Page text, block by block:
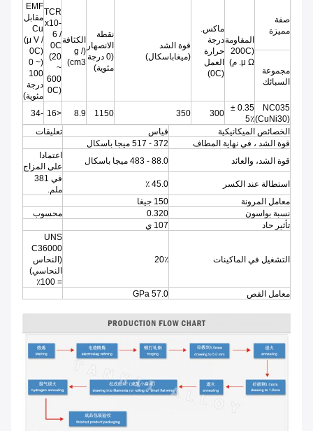
صفة
مميزة
المقاومة
(200C
μ Ω. م)
ماكس.
درجة
حرارة
العمل
(0C)
قوة الشد
(ميغاباسكال)
نقطة
الانصهار
(0 درجة
مئوية)
الكثافة
(g /
cm3)
TCR
x10-
6 /
0C
(20
~
600
0C)
EMF
مقابل
Cu
(μ V /
0C)
(0 ~
100
درجة
مئوية)
مجموعة
السبائك
NC035
(CuNi30)
0.35 ±
5٪
300
350
1150
8.9
<16
-34
الخصائص الميكانيكية
قياس
تعليقات
قوة الشد ، في نهاية المطاف
372 - 517 ميجا باسكال
قوة الشد، والعائد
88.0 - 483 ميجا باسكال
اعتمادا
على المزاج
استطالة عند الكسر
45.0 ٪
في 381
ملم.
معامل المرونة
150 جيغا
نسبة بواسون
0.320
محسوب
تأثير حاد
107 ي
التشغيل في الماكينات 20٪
UNS
C36000
(النحاس
النحاسي)
= 100٪
معامل القص
57.0 GPa